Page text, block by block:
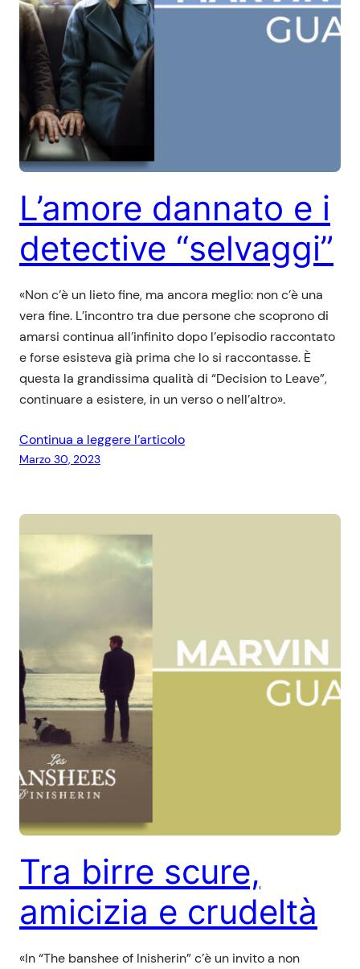
L’amore dannato e i
detective “selvaggi”
«Non c’è un lieto fine, ma ancora meglio: non c’è una
vera fine. L’incontro tra due persone che scoprono di
amarsi continua all’infinito dopo l’episodio raccontato
e forse esisteva già prima che lo si raccontasse. È
questa la grandissima qualità di “Decision to Leave”,
continuare a esistere, in un verso o nell’altro».
Continua a leggere l’articolo
Marzo 30, 2023
Tra birre scure,
amicizia e crudeltà
«In “The banshee of Inisherin” c’è un invito a non